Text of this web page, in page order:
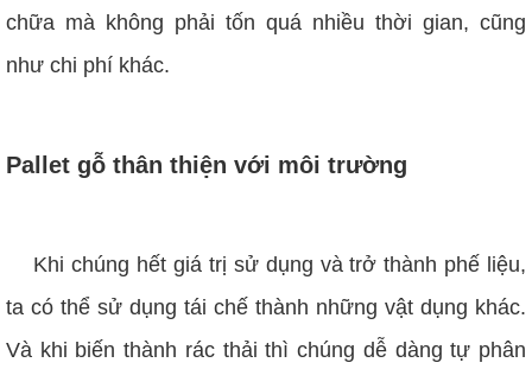
chữa mà không phải tốn quá nhiều thời gian, cũng
như chi phí khác.
Pallet gỗ thân thiện với môi trường
Khi chúng hết giá trị sử dụng và trở thành phế liệu,
ta có thể sử dụng tái chế thành những vật dụng khác.
Và khi biến thành rác thải thì chúng dễ dàng tự phân